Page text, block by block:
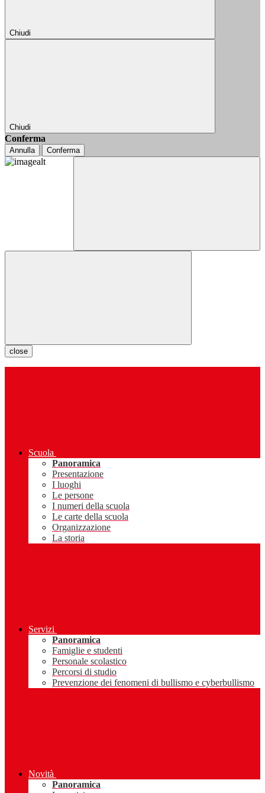
Chiudi
Chiudi
Conferma
Annulla Conferma
close
Scuola
Panoramica
Presentazione
I luoghi
Le persone
I numeri della scuola
Le carte della scuola
Organizzazione
La storia
Servizi
Panoramica
Famiglie e studenti
Personale scolastico
Percorsi di studio
Prevenzione dei fenomeni di bullismo e cyberbullismo
Novità
Panoramica